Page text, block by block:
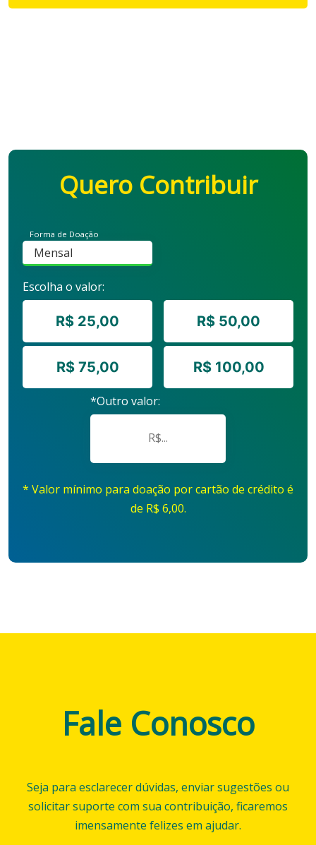
Quero Contribuir
Forma de Doação
Escolha o valor:
R$ 25,00 R$ 50,00
R$ 75,00 R$ 100,00
*Outro valor:
* Valor mínimo para doação por cartão de crédito é
de R$ 6,00.
Fale Conosco
Seja para esclarecer dúvidas, enviar sugestões ou
solicitar suporte com sua contribuição, ficaremos
imensamente felizes em ajudar.